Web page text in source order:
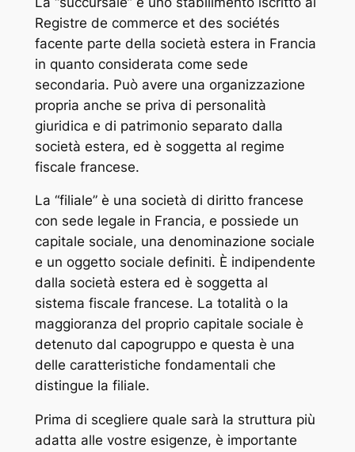
Registre de commerce et des sociétés
facente parte della società estera in Francia
in quanto considerata come sede
secondaria. Può avere una organizzazione
propria anche se priva di personalità
giuridica e di patrimonio separato dalla
società estera, ed è soggetta al regime
fiscale francese.
La “filiale” è una società di diritto francese
con sede legale in Francia, e possiede un
capitale sociale, una denominazione sociale
e un oggetto sociale definiti. È indipendente
dalla società estera ed è soggetta al
sistema fiscale francese. La totalità o la
maggioranza del proprio capitale sociale è
detenuto dal capogruppo e questa è una
delle caratteristiche fondamentali che
distingue la filiale.
Prima di scegliere quale sarà la struttura più
adatta alle vostre esigenze, è importante